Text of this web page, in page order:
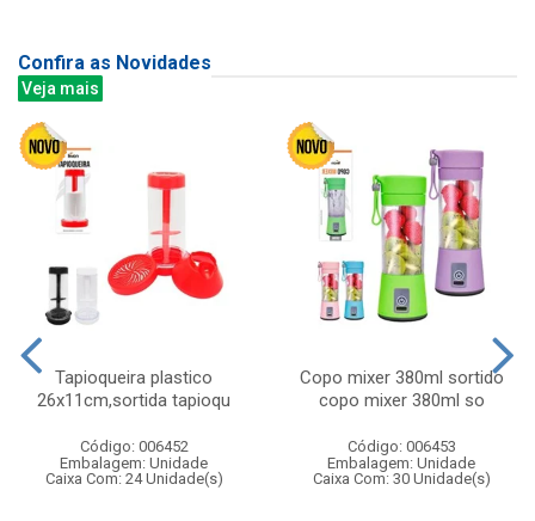
Confira as Novidades
Veja mais
Tapioqueira plastico
26x11cm,sortida tapioqu
Código: 006452
Embalagem: Unidade
Caixa Com: 24 Unidade(s)
Copo mixer 380ml sortido
copo mixer 380ml so
Código: 006453
Embalagem: Unidade
Caixa Com: 30 Unidade(s)